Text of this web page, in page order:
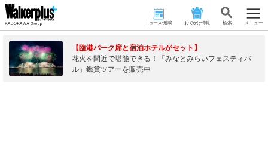
ニュース･連載 おでかけ情報 検 索 メニュー
【臨港パーク席と宿泊ホテルがセット】
花火を間近で堪能できる！「みなとみらいフェスティバ
ル」鑑賞ツアーを販売中